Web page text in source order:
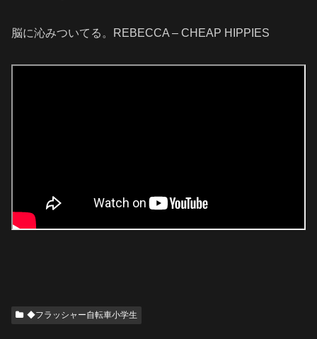
脳に沁みついてる。REBECCA – CHEAP HIPPIES
◆フラッシャー自転車小学生